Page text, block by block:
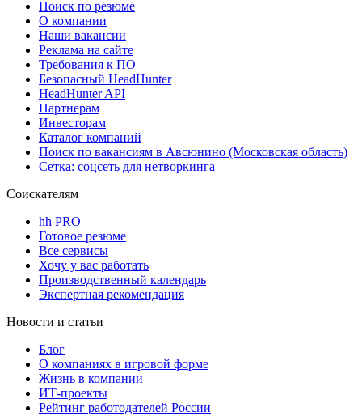
Поиск по резюме
О компании
Наши вакансии
Реклама на сайте
Требования к ПО
Безопасный HeadHunter
HeadHunter API
Партнерам
Инвесторам
Каталог компаний
Поиск по вакансиям в Авсюнино (Московская область)
Сетка: соцсеть для нетворкинга
Соискателям
hh PRO
Готовое резюме
Все сервисы
Хочу у вас работать
Производственный календарь
Экспертная рекомендация
Новости и статьи
Блог
О компаниях в игровой форме
Жизнь в компании
ИТ-проекты
Рейтинг работодателей России